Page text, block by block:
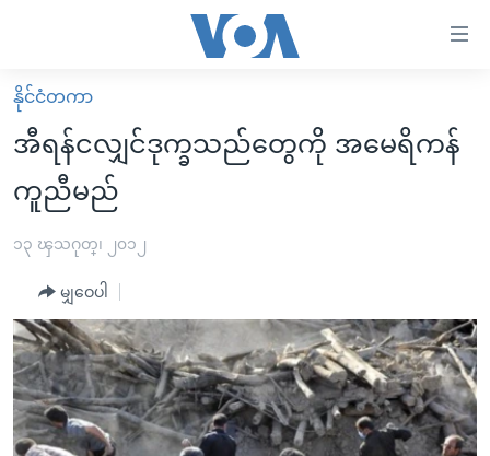
လွယ်ကူ
စေ
Link
များ
အကြောင်းအရာ
သို့
ကျော်
ကြည့်
ရန်
မူလစာမျက်နှာ
မြန်မာ
ကမ္ဘာ့သတင်းများ
အစ္စရေး-ပါလက်စတိုင်း
ရပ်ဝန်းတခု လမ်းတခု အလွန်
အင်္ဂလိပ်စာလေ့လာမယ်
အမေရိကန်သုံးအီဒီယံ
မကြေးမုံရဲ့ အင်္ဂလိပ်စာ
အပတ်စဉ်ကဏ္ဍများ
ရေဒီယို
ရေဒီယိုနှင့်ရုပ်သံ အချက်အလက်များ
နိုင်ငံတကာ
အီရန်ငလျှင်ဒုက္ခသည်တွေကို အမေရိကန်
ကူညီမည်
၁၃ ၾသဂုတ္၊ ၂၀၁၂
မျှဝေပါ